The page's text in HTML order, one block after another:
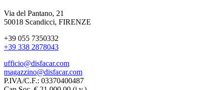
Via del Pantano, 21
50018 Scandicci, FIRENZE
+39 055 7350332
+39 338 2878043
ufficio@disfacar.com
magazzino@disfacar.com
P.IVA/C.F.: 03370400487